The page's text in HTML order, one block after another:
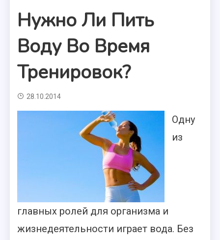
Нужно Ли Пить
Воду Во Время
Тренировок?
28.10.2014
Одну
из
главных ролей для организма и
жизнедеятельности играет вода. Без